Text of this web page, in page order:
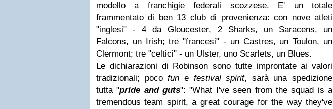
modello a franchigie federali scozzese. E' un totale
frammentato di ben 13 club di provenienza: con nove atleti
"inglesi" - 4 da Gloucester, 2 Sharks, un Saracens, un
Falcons, un Irish; tre "francesi" - un Castres, un Toulon, un
Clermont; tre "celtici" - un Ulster, uno Scarlets, un Blues.
Le dichiarazioni di Robinson sono tutte improntate ai valori
tradizionali; pocofun e festival spirit, sarà una spedizione
tutta "pride and guts": "What I've seen from the squad is a
tremendous team spirit, a great courage for the way they've